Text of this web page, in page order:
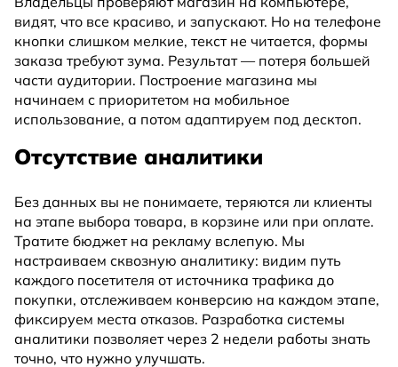
видят, что все красиво, и запускают. Но на телефоне
кнопки слишком мелкие, текст не читается, формы
заказа требуют зума. Результат — потеря большей
части аудитории. Построение магазина мы
начинаем с приоритетом на мобильное
использование, а потом адаптируем под десктоп.
Отсутствие аналитики
Без данных вы не понимаете, теряются ли клиенты
на этапе выбора товара, в корзине или при оплате.
Тратите бюджет на рекламу вслепую. Мы
настраиваем сквозную аналитику: видим путь
каждого посетителя от источника трафика до
покупки, отслеживаем конверсию на каждом этапе,
фиксируем места отказов. Разработка системы
аналитики позволяет через 2 недели работы знать
точно, что нужно улучшать.